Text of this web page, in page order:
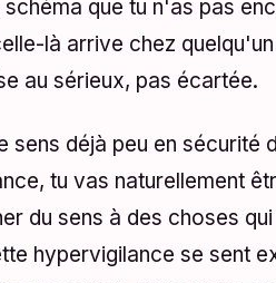
que tu n'as pas
là arrive chez
au sérieux, pas écartée.
sens déjà peu en sécurité
tu vas naturellement
du sens à des choses
hypervigilance se sent